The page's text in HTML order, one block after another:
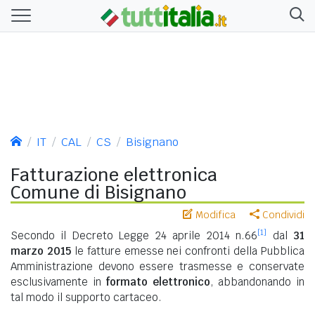
IT CAL CS Bisignano
Fatturazione elettronica
Comune di Bisignano
Modifica Condividi
Secondo il Decreto Legge 24 aprile 2014 n.66[1] dal 31
marzo 2015le fatture emesse nei confronti della Pubblica
Amministrazione devono essere trasmesse e conservate
esclusivamente in formato elettronico, abbandonando in
tal modo il supporto cartaceo.